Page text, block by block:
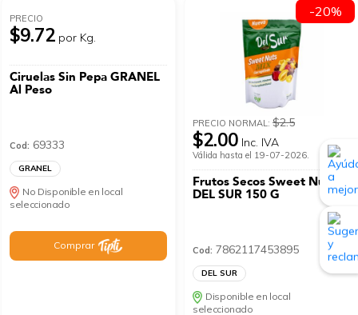
PRECIO
$9.72 por Kg.
Ciruelas Sin Pepa GRANEL
Al Peso
Cod: 69333
GRANEL
No Disponible en local
seleccionado
Comprar
PRECIO NORMAL:$2.5
$2.00 Inc. IVA
Válida hasta el 19-07-2026.
Frutos Secos Sweet Nuts
DEL SUR 150 G
Cod: 7862117453895
DEL SUR
Disponible en local
seleccionado
-20%